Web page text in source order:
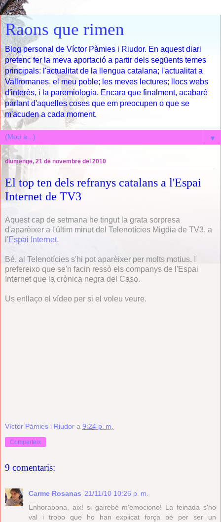
Raons que rimen
Blog personal de Víctor Pàmies i Riudor. En aquest diari
pretenc fer la meva aportació a partir dels següents temes
principals: l'actualitat de la llengua catalana; l'actualitat a
Vallromanes, el meu poble; les meves lectures; llocs webs
d'interès, i la paremiologia. Encara que finalment, acabaré
parlant d'aquelles coses que em preocupen o que se
m'acuden a cada moment.
▼
diumenge, 21 de novembre del 2010
El top ten dels refranys catalans a l'Espai
Internet de TV3
Aquest cap de setmana he tingut la grata sorpresa
d'aparèixer a l'últim minut del Telenotícies Migdia de TV3, a
l'Espai Internet.
Bé, al Telenotícies s'hi pot aparèixer per molts motius. I
prefereixo que se'n facin ressò els companys de l'Espai
Internet que la crònica negra del Caso.
Us enllaço el vídeo per si el voleu veure.
Víctor Pàmies i Riudor a 9:24 p. m.
Comparteix
9 comentaris:
Carme Rosanas 21/11/10 10:26 p. m.
Enhorabona, aix! si gairebé m'emociono! La feinada s'ho
val i trobo que ho han explicat força bé per ser un